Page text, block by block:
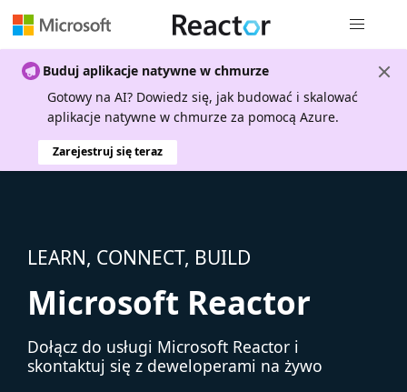
Buduj aplikacje natywne w chmurze
Gotowy na AI? Dowiedz się, jak budować i skalować
aplikacje natywne w chmurze za pomocą Azure.
Zarejestruj się teraz
LEARN, CONNECT, BUILD
Microsoft Reactor
Dołącz do usługi Microsoft Reactor i
skontaktuj się z deweloperami na żywo